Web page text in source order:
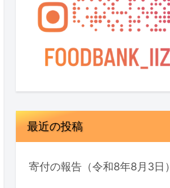
最近の投稿
寄付の報告（令和8年8月3日）